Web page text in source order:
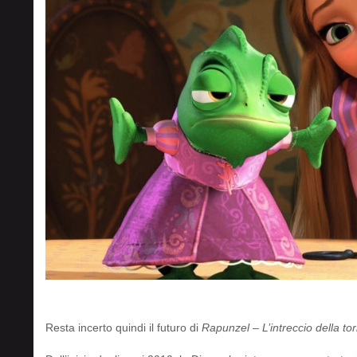
Resta incerto quindi il futuro di Rapunzel – L’intreccio della